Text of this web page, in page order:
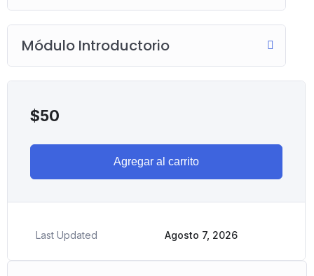
Módulo Introductorio
$50
Agregar al carrito
Last Updated Agosto 7, 2026